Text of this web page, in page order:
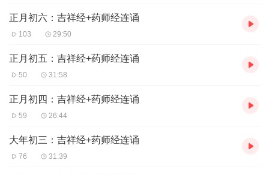
正月初六：吉祥经+药师经连诵
103 29:50
正月初五：吉祥经+药师经连诵
50 31:58
正月初四：吉祥经+药师经连诵
59 26:44
大年初三：吉祥经+药师经连诵
76 31:39